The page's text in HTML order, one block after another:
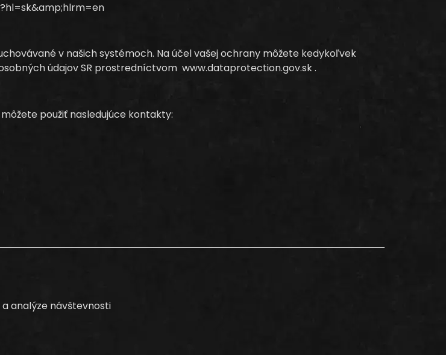
v našich systémoch. Na účel vašej ochrany môžete kedykoľvek
údajov SR prostredníctvom www.dataprotection.gov.sk .
použiť nasledujúce kontakty:
analýze návštevnosti